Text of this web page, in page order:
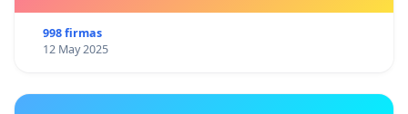
998 firmas
12 May 2025